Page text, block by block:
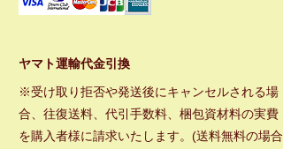
ヤマト運輸代金引換
※受け取り拒否や発送後にキャンセルされる場
合、往復送料、代引手数料、梱包資材料の実費
を購入者様に請求いたします。(送料無料の場合